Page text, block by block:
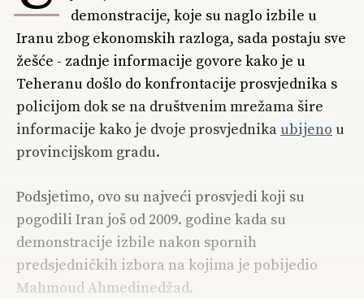
demonstracije, koje su naglo izbile u
Iranu zbog ekonomskih razloga, sada postaju sve
žešće - zadnje informacije govore kako je u
Teheranu došlo do konfrontacije prosvjednika s
policijom dok se na društvenim mrežama šire
informacije kako je dvoje prosvjednika ubijeno u
provincijskom gradu.
Podsjetimo, ovo su najveći prosvjedi koji su
pogodili Iran još od 2009. godine kada su
demonstracije izbile nakon spornih
predsjedničkih izbora na kojima je pobijedio
Mahmoud Ahmedinedžad.